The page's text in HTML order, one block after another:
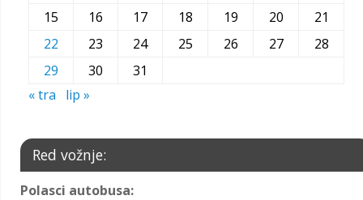
15
16 17 18 19 20
21
22
23 24 25 26 27
28
29
30
31
« tra
lip »
Red vožnje:
Polasci autobusa: